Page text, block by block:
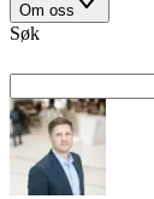
Om oss
Søk